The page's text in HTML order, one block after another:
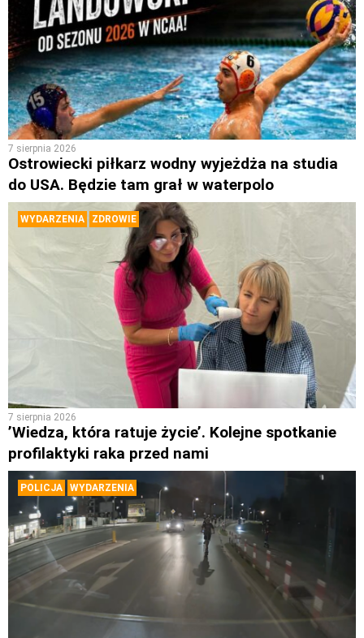
7 sierpnia 2026
Ostrowiecki piłkarz wodny wyjeżdża na studia
do USA. Będzie tam grał w waterpolo
WYDARZENIA ZDROWIE
7 sierpnia 2026
’Wiedza, która ratuje życie’. Kolejne spotkanie
profilaktyki raka przed nami
POLICJA WYDARZENIA